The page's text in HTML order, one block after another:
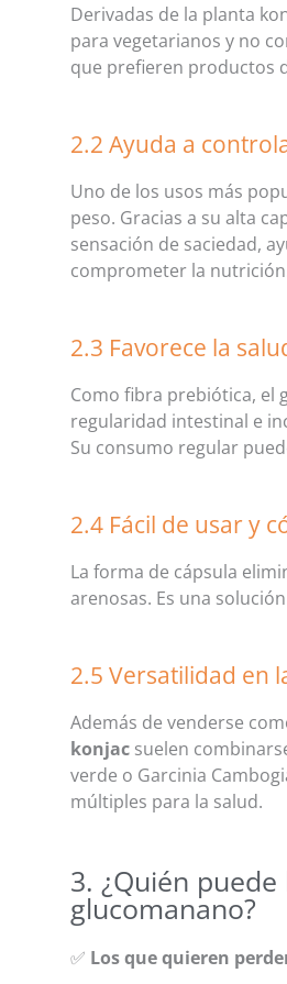
Derivadas de la planta
para vegetarianos y no
que prefieren productos
2.2 Ayuda a
Uno de los usos más
peso. Gracias a su alta
sensación de saciedad,
comprometer la
2.3 Favorece la
Como fibra prebiótica, el
regularidad intestinal e
Su consumo regular
2.4 Fácil de usar y
La forma de cápsula
arenosas. Es una
2.5 Versatilidad en
Además de venderse
konjac suelen
verde o Garcinia
múltiples para la salud.
3. ¿Quién
glucomanano?
✅ Los que quieren